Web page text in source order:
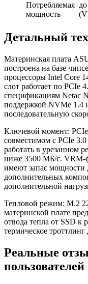
Потребляемая
мощность
Детальный
Материнская плата
построена на базе
процессоры Intel Core
слот работает по PCIe
спецификациям Netac
поддержкой NVMe 1.4
последовательную
Ключевой момент: PCIe
совместимом с PCIe
работать в урезанном
ниже 3500 МБ/с. VRM-
имеют запас мощности
дополнительных
дополнительной
Тепловой режим: M.2
материнской плате
отвода тепла от SSD к
термическое
Реальные
пользователей